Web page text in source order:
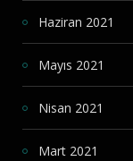
Haziran 2021
Mayıs 2021
Nisan 2021
Mart 2021